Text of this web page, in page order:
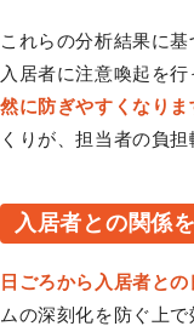
これらの分析結果に
入居者に注意喚起を行
然に防ぎやすくなりま
くりが、担当者の負担
入居者との関係
日ごろから入居者と
ムの深刻化を防ぐ上で